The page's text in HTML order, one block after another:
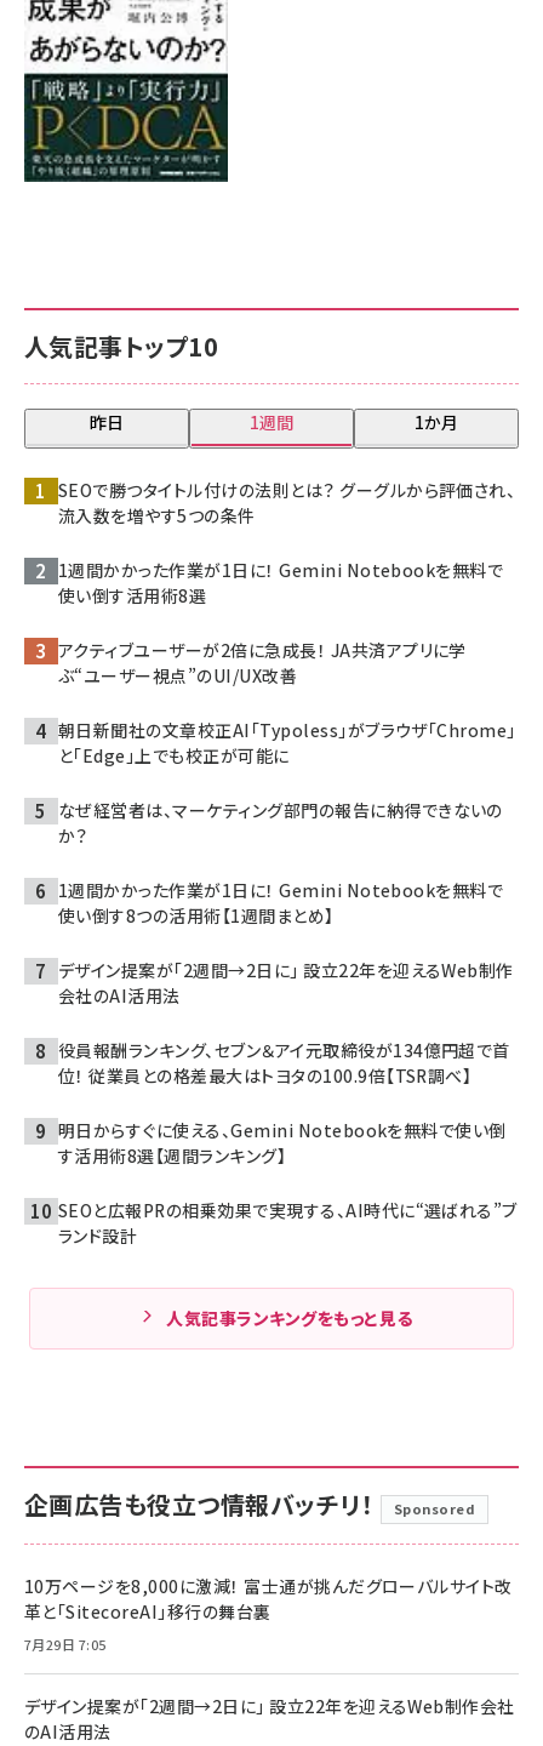
人気記事トップ10
昨日 1週間 1か月
SEOで勝つタイトル付けの法則とは？ グーグルから評価され、
流入数を増やす5つの条件
1週間かかった作業が1日に！ Gemini Notebookを無料で
使い倒す活用術8選
アクティブユーザーが2倍に急成長！ JA共済アプリに学
ぶ“ユーザー視点”のUI/UX改善
朝日新聞社の文章校正AI「Typoless」がブラウザ「Chrome」
と「Edge」上でも校正が可能に
なぜ経営者は、マーケティング部門の報告に納得できないの
か？
1週間かかった作業が1日に！ Gemini Notebookを無料で
使い倒す8つの活用術【1週間まとめ】
デザイン提案が「2週間→2日に」 設立22年を迎えるWeb制作
会社のAI活用法
役員報酬ランキング、セブン＆アイ元取締役が134億円超で首
位！ 従業員との格差最大はトヨタの100.9倍【TSR調べ】
明日からすぐに使える、Gemini Notebookを無料で使い倒
す活用術8選【週間ランキング】
SEOと広報PRの相乗効果で実現する、AI時代に“選ばれる”ブ
ランド設計
人気記事ランキングをもっと見る
企画広告も役立つ情報バッチリ！ Sponsored
10万ページを8,000に激減！ 富士通が挑んだグローバルサイト改
革と「SitecoreAI」移行の舞台裏
7月29日 7:05
デザイン提案が「2週間→2日に」 設立22年を迎えるWeb制作会社
のAI活用法